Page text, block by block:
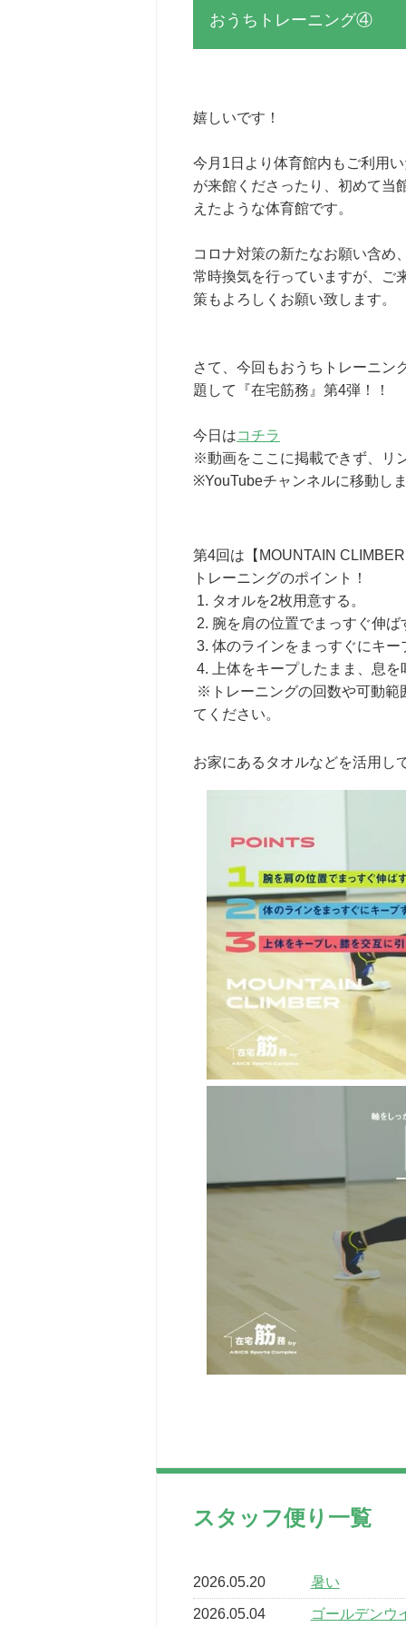
おうちトレーニング④
嬉しいです！
今月1日より体育館内もご利用
が来館くださったり、初めて当
えたような体育館です。
コロナ対策の新たなお願い含め
常時換気を行っていますが、ご
策もよろしくお願い致します。
さて、今回もおうちトレーニン
題して『在宅筋務』第4弾！！
今日はコチラ
※動画をここに掲載できず、リ
※YouTubeチャンネルに移動し
第4回は【MOUNTAIN
トレーニングのポイント！
1. タオルを2枚用意する。
2. 腕を肩の位置でまっすぐ伸ば
3. 体のラインをまっすぐにキー
4. 上体をキープしたまま、息
※トレーニングの回数や可動範
てください。
お家にあるタオルなどを活用し
スタッフ便り一覧
2026.05.20 暑い
2026.05.04 ゴールデンウ